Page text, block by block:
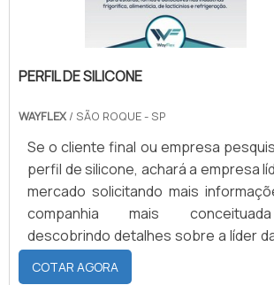
PERFIL DE SILICONE
WAYFLEX / SÃO ROQUE - SP
Se o cliente final ou empresa
perfil de silicone, achará a empresa
mercado solicitando mais
companhia mais
descobrindo detalhes sobre a líder
de atuação. Quando o quesito é
silicone, na WayFlex atingirá
COTAR AGORA